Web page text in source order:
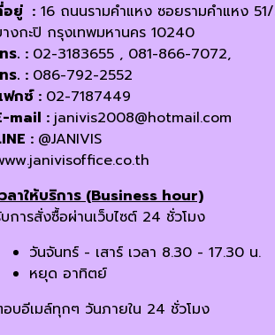
อยู่ : 16 ถนนรามคำแหง ซอยรามคำแหง
งกะปิ กรุงเทพมหานคร 10240
ร. : 02-3183655 , 081-866-7072,
ร. : 086-792-2552
กซ์ : 02-7187449
mail : janivis2008@hotmail.com
: @JANIVIS
ลาให้บริการ (Business hour)
การสั่งซื้อผ่านเว็บไซต์ 24 ชั่วโมง
วันจันทร์ - เสาร์ เวลา 8.30 - 17.30 น.
หยุด อาทิตย์
บอีเมล์ทุกๆ วันภายใน 24 ชั่วโมง